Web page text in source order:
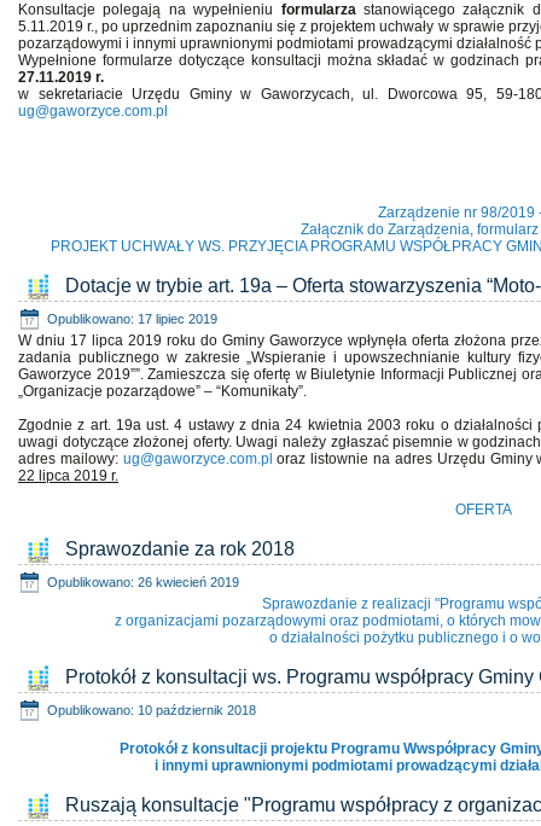
Konsultacje polegają na wypełnieniu formularzastanowiącego załącznik
5.11.2019 r., po uprzednim zapoznaniu się z projektem uchwały w sprawie
pozarządowymi i innymi uprawnionymi podmiotami prowadzącymi działalność
Wypełnione formularze dotyczące konsultacji można składać w godzinach
27.11.2019 r.
w sekretariacie Urzędu Gminy w Gaworzycach, ul. Dworcowa 95, 59-
ug@gaworzyce.com.pl
Zarządzenie nr 98/2019
Załącznik do Zarządzenia,
PROJEKT UCHWAŁY WS. PRZYJĘCIA PROGRAMU WSPÓŁPRACY
Dotacje w trybie art. 19a – Oferta stowarzyszenia
Opublikowano: 17 lipiec 2019
W dniu 17 lipca 2019 roku do Gminy Gaworzyce wpłynęła oferta złożona
zadania publicznego w zakresie „Wspieranie i upowszechnianie kultury
Gaworzyce 2019””. Zamieszcza się ofertę w Biuletynie Informacji Publicznej
„Organizacje pozarządowe” – “Komunikaty”.
Zgodnie z art. 19a ust. 4 ustawy z dnia 24 kwietnia 2003 roku o
uwagi dotyczące złożonej oferty. Uwagi należy zgłaszać pisemnie w
adres mailowy: ug@gaworzyce.com.pl oraz listownie na adres Urzędu Gminy
22 lipca 2019 r.
OFERTA
Sprawozdanie za rok 2018
Opublikowano: 26 kwiecień 2019
Sprawozdanie z realizacji "Programu
z organizacjami pozarządowymi oraz podmiotami, o których
o działalności pożytku publicznego i o
Protokół z konsultacji ws. Programu współpracy
Opublikowano: 10 październik 2018
Protokół z konsultacji projektu Programu Wwspółpracy
i innymi uprawnionymi podmiotami prowadzącymi
Ruszają konsultacje "Programu współpracy z